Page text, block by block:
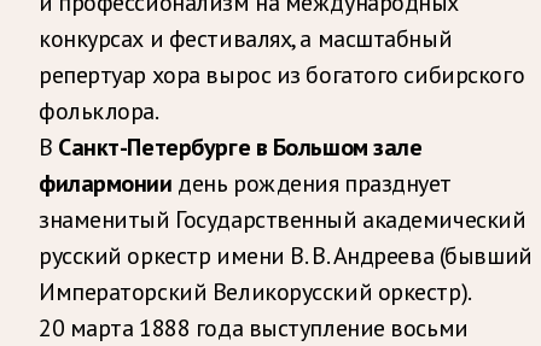
конкурсах и фестивалях, а масштабный
репертуар хора вырос из богатого сибирского
фольклора.
В Санкт-Петербурге в Большом зале
филармонии день рождения празднует
знаменитый Государственный академический
русский оркестр имени В. В. Андреева (бывший
Императорский Великорусский оркестр).
20 марта 1888 года выступление восьми